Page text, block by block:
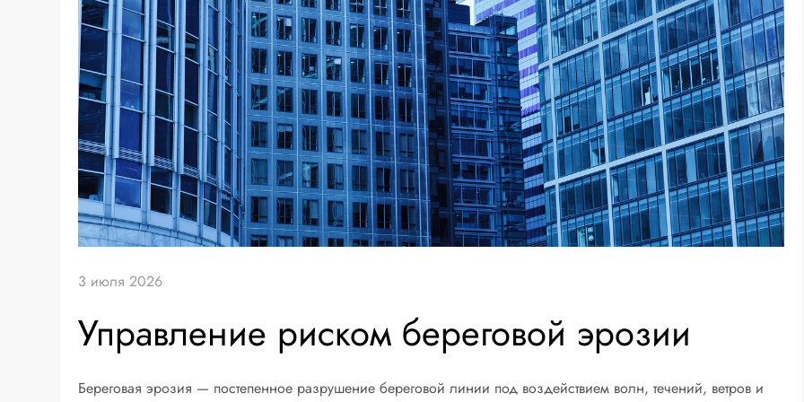
3 июля 2026
Управление риском береговой эрозии
Береговая эрозия — постепенное разрушение береговой линии под воздействием волн, течений, ветров и